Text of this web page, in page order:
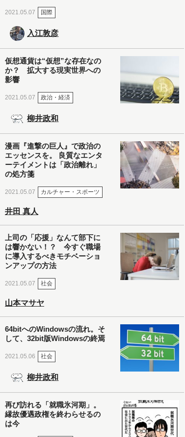
2021.05.07 国際
入江敦彦
仮想通貨は“仮想”な存在なの
か？ 拡大する現実世界への
影響
2021.05.07 政治・経済
柳井政和
漫画『進撃の巨人』で政治の
エッセンスを。 良質なエンタ
ーテイメントは「政治離れ」
の処方箋
2021.05.07 カルチャー・スポーツ
井田 真人
上司の「応援」なんて部下に
は響かない！？ 今すぐ職場
に導入するべきモチベーショ
ンアップの方法
2021.05.07 社会
山本マサヤ
64bitへのWindowsの流れ。そ
して、32bit版Windowsの終焉
2021.05.06 社会
柳井政和
再び訪れる「就職氷河期」。
縁故優遇政権を終わらせるの
は今